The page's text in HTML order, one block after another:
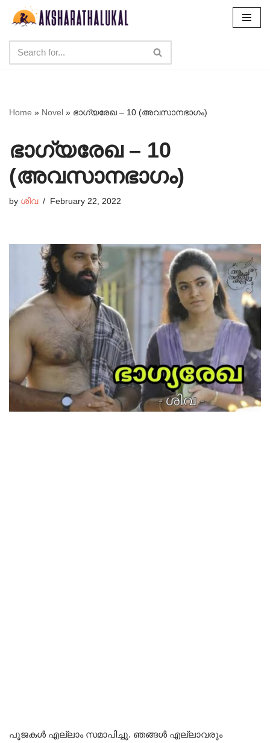
content
Home » Novel » ഭാഗ്യരേഖ – 10 (അവസാനഭാഗം)
ഭാഗ്യരേഖ – 10
(അവസാനഭാഗം)
by ശിവ February 22, 2022
പൂജകൾ എല്ലാം സമാപിച്ചു. ഞങ്ങൾ എല്ലാവരും